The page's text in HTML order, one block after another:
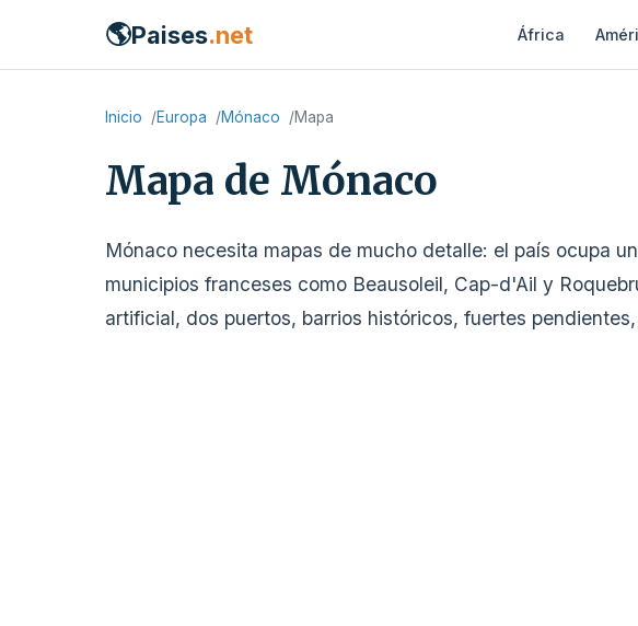
🌎Paises.net África
Inicio Europa Mónaco Mapa
Mapa de Mónaco
Mónaco necesita mapas de mucho detalle: el país ocupa
municipios franceses como Beausoleil, Cap-d'Ail y
artificial, dos puertos, barrios históricos, fuertes